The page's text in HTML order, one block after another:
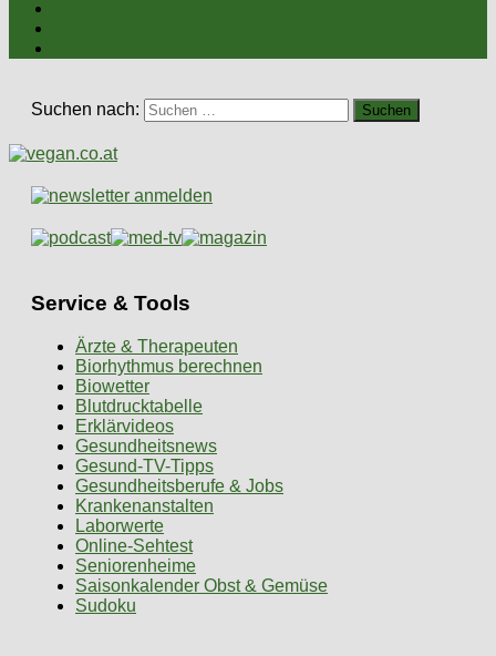
Suchen nach:
Service & Tools
Ärzte & Therapeuten
Biorhythmus berechnen
Biowetter
Blutdrucktabelle
Erklärvideos
Gesundheitsnews
Gesund-TV-Tipps
Gesundheitsberufe & Jobs
Krankenanstalten
Laborwerte
Online-Sehtest
Seniorenheime
Saisonkalender Obst & Gemüse
Sudoku